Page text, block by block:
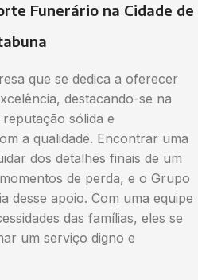
Funerário na Cidade de
que se dedica a oferecer
destacando-se na
sólida e
a qualidade. Encontrar uma
dos detalhes finais de um
de perda, e o Grupo
desse apoio. Com uma equipe
das famílias, eles se
um serviço digno e